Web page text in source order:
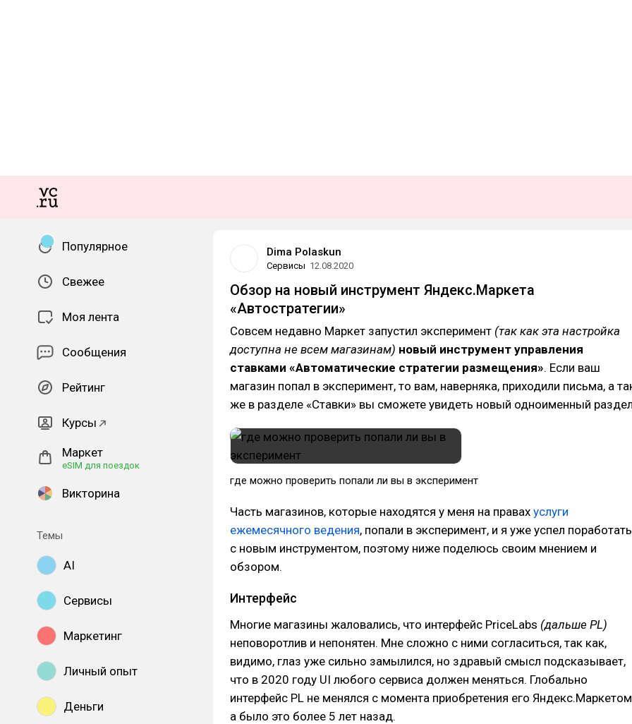
Популярное
Свежее
Моя лента
Сообщения
Рейтинг
Курсы
Маркет
eSIM для поездок
Викторина
Темы
AI
Сервисы
Маркетинг
Личный опыт
Деньги
Dima Polaskun
Сервисы 12.08.2020
Обзор на новый инструмент Яндекс.Маркета
«Автостратегии»
Совсем недавно Маркет запустил эксперимент (так как эта настройка
доступна не всем магазинам) новый инструмент управления
ставками «Автоматические стратегии размещения». Если ваш
магазин попал в эксперимент, то вам, наверняка, приходили письма, а
же в разделе «Ставки» вы сможете увидеть новый одноименный
где можно проверить попали ли вы в эксперимент
Часть магазинов, которые находятся у меня на правах услуги
ежемесячного ведения, попали в эксперимент, и я уже успел поработать
с новым инструментом, поэтому ниже поделюсь своим мнением и
обзором.
Интерфейс
Многие магазины жаловались, что интерфейс PriceLabs (дальше PL)
неповоротлив и непонятен. Мне сложно с ними согласиться, так как,
видимо, глаз уже сильно замылился, но здравый смысл подсказывает,
что в 2020 году UI любого сервиса должен меняться. Глобально
интерфейс PL не менялся с момента приобретения его
а было это более 5 лет назад.